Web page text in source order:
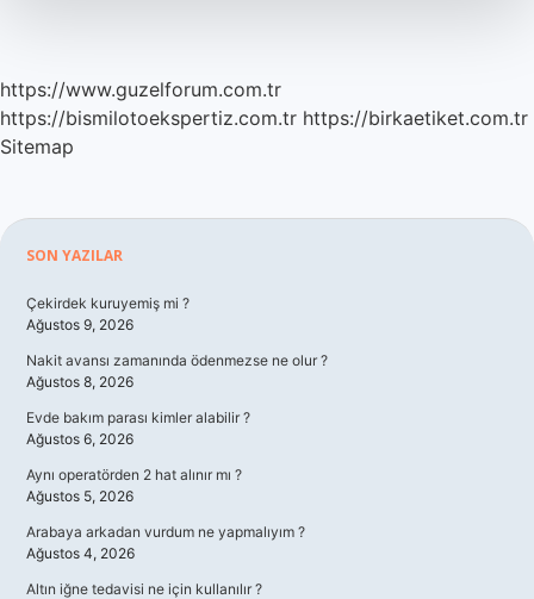
https://www.guzelforum.com.tr
https://bismilotoekspertiz.com.tr https://birkaetiket.com.tr
Sitemap
Sidebar
SON YAZILAR
Çekirdek kuruyemiş mi ?
Ağustos 9, 2026
Nakit avansı zamanında ödenmezse ne olur ?
Ağustos 8, 2026
Evde bakım parası kimler alabilir ?
Ağustos 6, 2026
Aynı operatörden 2 hat alınır mı ?
Ağustos 5, 2026
Arabaya arkadan vurdum ne yapmalıyım ?
Ağustos 4, 2026
Altın iğne tedavisi ne için kullanılır ?